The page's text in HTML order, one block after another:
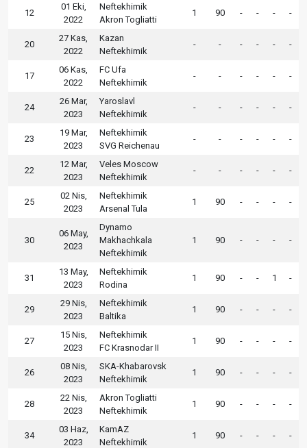
12
01 Eki,
2022
Neftekhimik
Akron Togliatti
1 90 - - - -
20
27 Kas,
2022
Kazan
Neftekhimik
- - - - - -
17
06 Kas,
2022
FC Ufa
Neftekhimik
- - - - - -
24
26 Mar,
2023
Yaroslavl
Neftekhimik
- - - - - -
23
19 Mar,
2023
Neftekhimik
SVG Reichenau
- - - - - -
22
12 Mar,
2023
Veles Moscow
Neftekhimik
- - - - - -
25
02 Nis,
2023
Neftekhimik
Arsenal Tula
1 90 - - - -
30
06 May,
2023
Dynamo
Makhachkala
Neftekhimik
1 90 - - - -
31
13 May,
2023
Neftekhimik
Rodina
1 90 - - 1 -
29
29 Nis,
2023
Neftekhimik
Baltika
1 90 - - - -
27
15 Nis,
2023
Neftekhimik
FC Krasnodar II
1 90 - - - -
26
08 Nis,
2023
SKA-Khabarovsk
Neftekhimik
1 90 - - - -
28
22 Nis,
2023
Akron Togliatti
Neftekhimik
1 90 - - - -
34
03 Haz,
2023
KamAZ
Neftekhimik
1 90 - - - -